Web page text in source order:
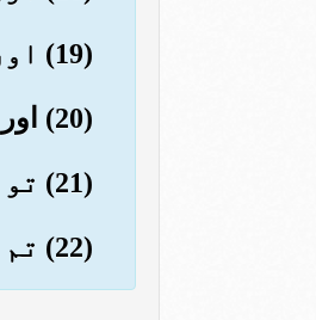
(19) اور پہاڑوں کی طرف کہ کس طرح کھڑے کیے گئے ہیں
(20) اور زمین کی طرف کہ کس طرح بچھائی گئی
(21) تو تم نصیحت کرتے رہو کہ تم نصیحت کرنے والے ہی ہو
(22) تم ان پر داروغہ نہیں ہو